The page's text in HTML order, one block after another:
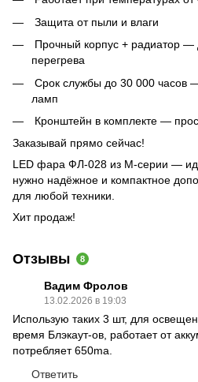
Защита от пыли и влаги
Прочный корпус + радиатор —
перегрева
Срок службы до 30 000 часов
ламп
Кронштейн в комплекте —
Заказывай прямо сейчас!
LED фара ФЛ-028 из M-серии —
нужно надёжное и компактное
для любой техники.
Хит продаж!
Отзывы 8
Вадим Фролов
13.02.2026 в 19:03
Использую таких 3 шт, для
время Блэкаут-ов, работает от
потребляет 650ma.
Ответить